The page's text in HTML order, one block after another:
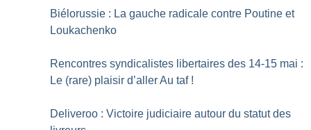
Biélorussie : La gauche radicale contre Poutine et
Loukachenko
Rencontres syndicalistes libertaires des 14-15 mai :
Le (rare) plaisir d’aller Au taf !
Deliveroo : Victoire judiciaire autour du statut des